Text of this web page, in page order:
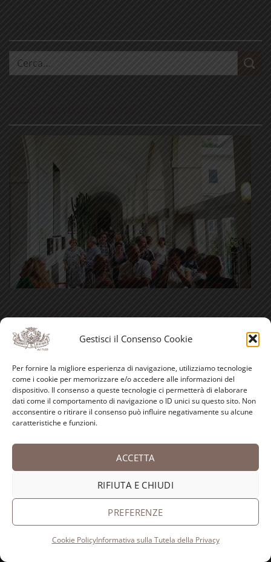
Gestisci il Consenso Cookie
Per fornire la migliore esperienza di navigazione, utilizziamo tecnologie
come i cookie per memorizzare e/o accedere alle informazioni del
dispositivo. Il consenso a queste tecnologie ci permetterà di elaborare
dati come il comportamento di navigazione o ID unici su questo sito. Non
acconsentire o ritirare il consenso può influire negativamente su alcune
caratteristiche e funzioni.
ACCETTA
RIFIUTA E CHIUDI
PREFERENZE
Cookie PolicyInformativa sulla Tutela della Privacy
Cerca:
Antica spezieria
I nostri consigli
Ricette
Bellezza